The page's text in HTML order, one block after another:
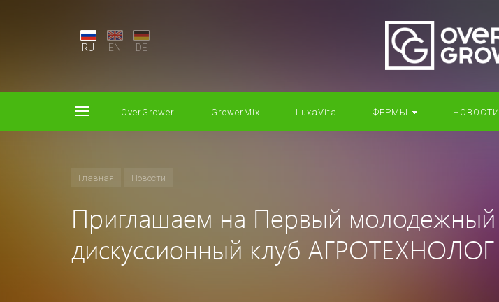
RU EN DE
OverGrower GrowerMix LuxaVita ФЕРМЫ НОВОСТИ
Главная Новости
Приглашаем на Первый молодежный
дискуссионный клуб АГРОТЕХНОЛОГ